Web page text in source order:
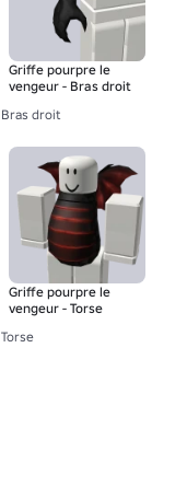
Griffe pourpre le
vengeur - Bras droit
Bras droit
Griffe pourpre le
vengeur - Torse
Torse